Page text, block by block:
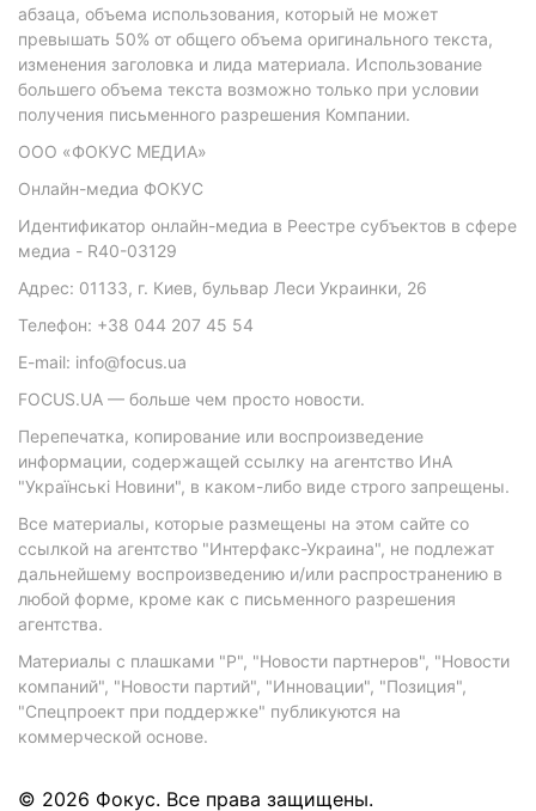
абзаца, объема использования, который не может
превышать 50% от общего объема оригинального текста,
изменения заголовка и лида материала. Использование
большего объема текста возможно только при условии
получения письменного разрешения Компании.
ООО «ФОКУС МЕДИА»
Онлайн-медиа ФОКУС
Идентификатор онлайн-медиа в Реестре субъектов в сфере
медиа - R40-03129
Адрес: 01133, г. Киев, бульвар Леси Украинки, 26
Телефон: +38 044 207 45 54
E-mail: info@focus.ua
FOCUS.UA — больше чем просто новости.
Перепечатка, копирование или воспроизведение
информации, содержащей ссылку на агентство ИнА
"Українські Новини", в каком-либо виде строго запрещены.
Все материалы, которые размещены на этом сайте со
ссылкой на агентство "Интерфакс-Украина", не подлежат
дальнейшему воспроизведению и/или распространению в
любой форме, кроме как с письменного разрешения
агентства.
Материалы с плашками "Р", "Новости партнеров", "Новости
компаний", "Новости партий", "Инновации", "Позиция",
"Спецпроект при поддержке" публикуются на
коммерческой основе.
© 2026 Фокус. Все права защищены.